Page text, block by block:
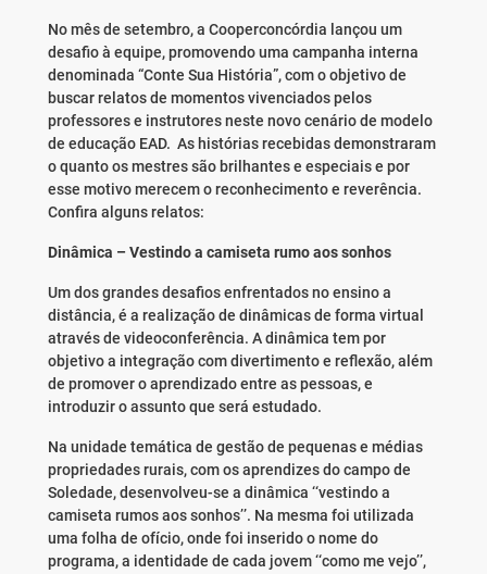
No mês de setembro, a Cooperconcórdia lançou um
desafio à equipe, promovendo uma campanha interna
denominada “Conte Sua História”, com o objetivo de
buscar relatos de momentos vivenciados pelos
professores e instrutores neste novo cenário de modelo
de educação EAD. As histórias recebidas demonstraram
o quanto os mestres são brilhantes e especiais e por
esse motivo merecem o reconhecimento e reverência.
Confira alguns relatos:
Dinâmica – Vestindo a camiseta rumo aos sonhos
Um dos grandes desafios enfrentados no ensino a
distância, é a realização de dinâmicas de forma virtual
através de videoconferência. A dinâmica tem por
objetivo a integração com divertimento e reflexão, além
de promover o aprendizado entre as pessoas, e
introduzir o assunto que será estudado.
Na unidade temática de gestão de pequenas e médias
propriedades rurais, com os aprendizes do campo de
Soledade, desenvolveu-se a dinâmica ‘‘vestindo a
camiseta rumos aos sonhos’’. Na mesma foi utilizada
uma folha de ofício, onde foi inserido o nome do
programa, a identidade de cada jovem ‘‘como me vejo’’,